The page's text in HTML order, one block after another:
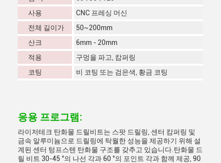
사용
CNC 프레싱 머신
전체 길이가
50~200mm
산크
6mm - 20mm
적용
구멍을 파고, 캄퍼링
코팅
비 코팅 또는 검은색, 황금 코팅
응용 프로그램:
라이저테크 탄화물 드릴비트는 스팟 드릴링, 센터 캄퍼링 및
금속 알루미늄으로 드릴링에 탁월한 성능을 제공하기 위해 설
계된 센터 텅프스텐 탄화물 구조를 갖추고 있습니다.탄화물 드
릴 비트 30-45 °의 나선 각과 60 °의 포인트 각과 함께 제공, 90